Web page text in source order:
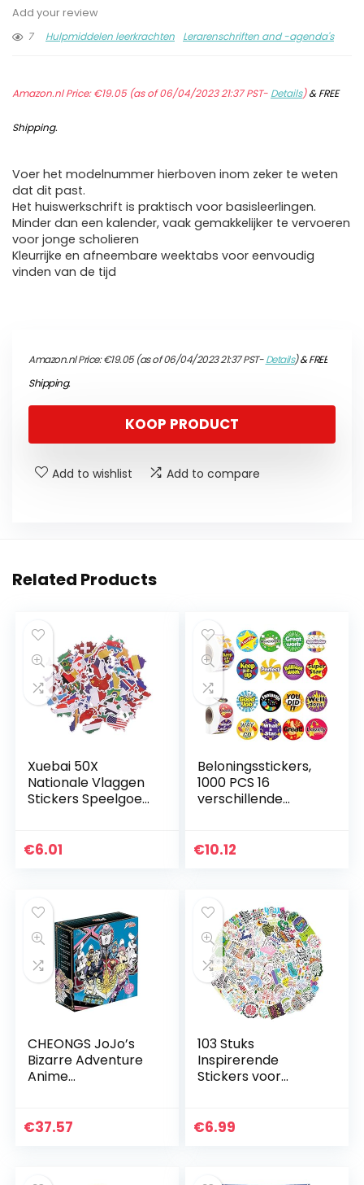
Add your review
7
Hulpmiddelen leerkrachten Lerarenschriften and -agenda's
Amazon.nl Price:€19.05(as of 06/04/2023 21:37 PST- Details)&FREE
Shipping.
Voer het modelnummer hierboven inom zeker te weten
dat dit past.
Het huiswerkschrift is praktisch voor basisleerlingen.
Minder dan een kalender, vaak gemakkelijker te vervoeren
voor jonge scholieren
Kleurrijke en afneembare weektabs voor eenvoudig
vinden van de tijd
Amazon.nl Price:€19.05(as of 06/04/2023 21:37 PST-Details)&FREE
Shipping.
KOOP PRODUCT
Add to wishlist Add to compare
Related Products
Xuebai 50X
Nationale Vlaggen
Stickers Speelgoed
Scrapbooking
€6.01
Beloningsstickers,
1000 PCS 16
verschillende
voor kinderen,
€10.12
CHEONGS JoJo’s
Bizarre Adventure
Anime
glazen beker/Mini
€37.57
103 Stuks
Inspirerende
Stickers voor
Motiverende
€6.99